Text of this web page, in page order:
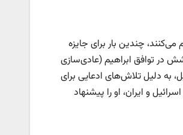
چندین بار برای جایزه
را به دلیل نقشش در توافق ابراهیم (عادی‌سازی
نتانیاهو، نخست‌وزیر اسرائیل، به دلیل تلاش‌های ادعایی برای
و ایران، او را پیشنهاد